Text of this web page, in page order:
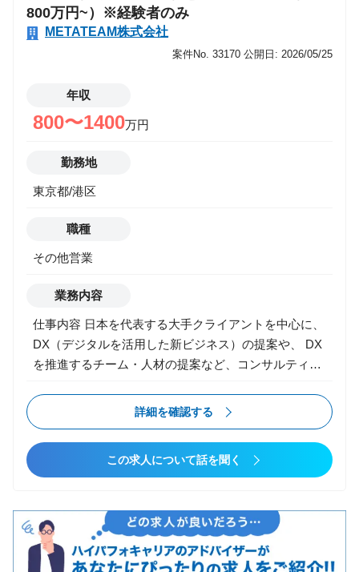
800万円~）※経験者のみ
METATEAM株式会社
案件No. 33170 公開日: 2026/05/25
年収
800〜1400万円
勤務地
東京都/港区
職種
その他営業
業務内容
仕事内容 日本を代表する大手クライアントを中心に、
DX（デジタルを活用した新ビジネス）の提案や、 DX
を推進するチーム・人材の提案など、コンサルティン
容 ・IT人財でのソリューション提案（1名〜数十名の
チーム単位で提案） ・IT人財との連携（在籍エンジニ
ア/コンサルタントとの連携） ・新規顧客獲得、顧客
深耕 ・事業戦略立案、実行 ・メンバーマネジメント
営幹部候補として、事業戦略立案・事業拡大もお任せ
していく想定です ■ 入社後の研修体制 １．入社オリエ
ンテーション（入社日／1日座学） ２．OJT研修（入
詳細を確認する
この求人について話を聞く
コンサルタント
運用/資金管理->アナリスト/エコノミスト/ストラテジ
運用/資金管理->投資理論/アクチュアリー/商品開発
ITエンジニア
マーケティング
営業
希望年収
転職タイプ
エンジニアからコンサル
ポストコンサル
未経験からコンサル